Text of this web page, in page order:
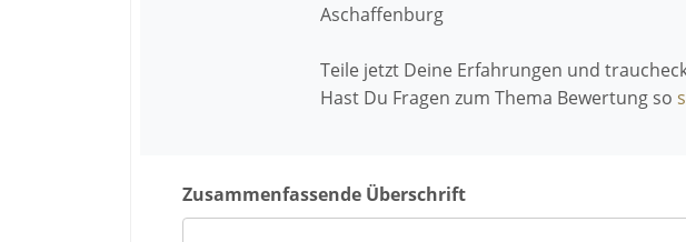
Aschaffenburg
Teile jetzt Deine Erfahrungen und
Hast Du Fragen zum Thema Bewertung so
Zusammenfassende Überschrift